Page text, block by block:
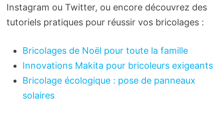
Instagram ou Twitter, ou encore découvrez des
tutoriels pratiques pour réussir vos bricolages :
Bricolages de Noël pour toute la famille
Innovations Makita pour bricoleurs exigeants
Bricolage écologique : pose de panneaux
solaires